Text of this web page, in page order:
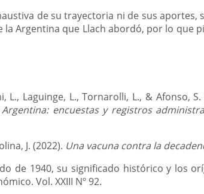
de su trayectoria ni de sus aportes,
Argentina que Llach abordó, por lo que
L., Laguinge, L., Tornarolli, L., & Afonso, S.
encuestas y registros
J. (2022). Una vacuna contra la
de 1940, su significado histórico y los
Vol. XXIII Nº 92.